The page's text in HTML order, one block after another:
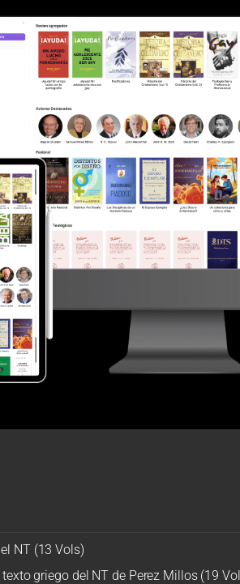
NT (13 Vols)
griego del NT de Perez Millos (19